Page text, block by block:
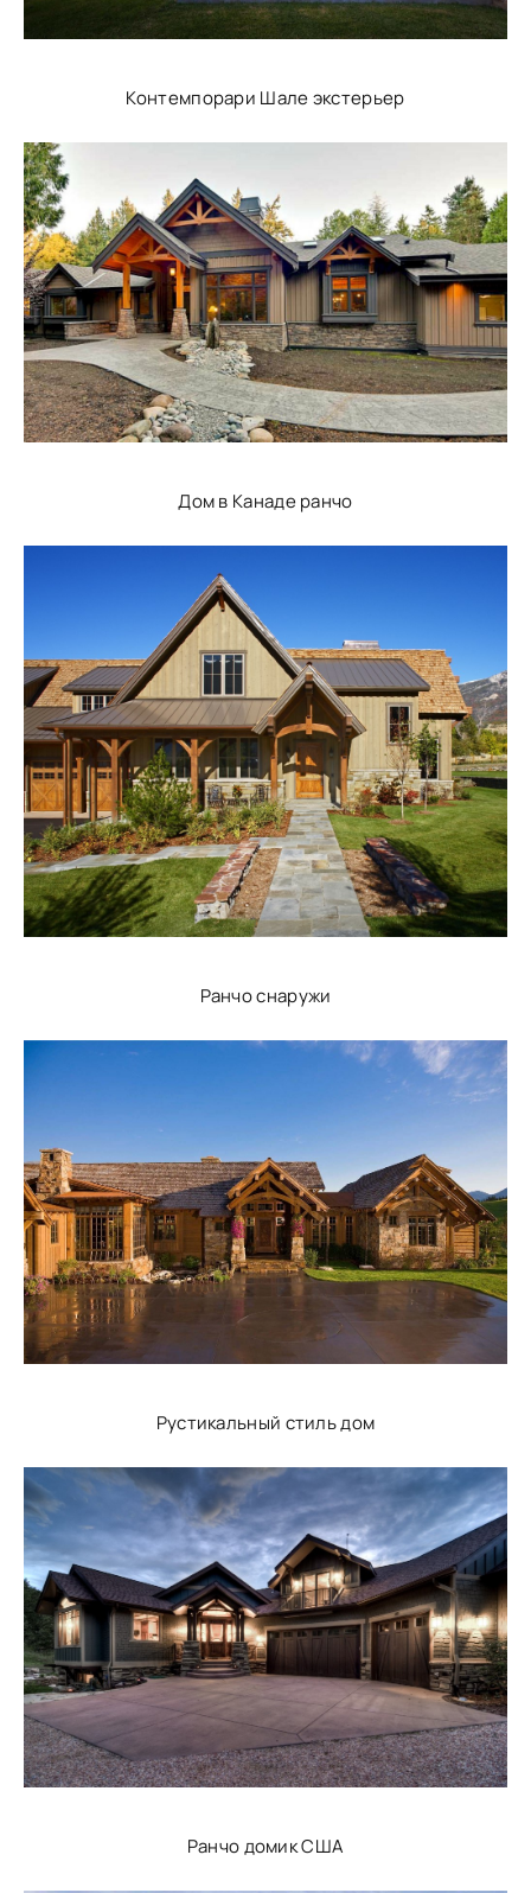
Контемпорари Шале экстерьер
Дом в Канаде ранчо
Ранчо снаружи
Рустикальный стиль дом
Ранчо домик США